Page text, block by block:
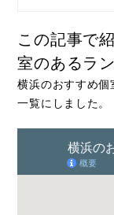
この記事で
室のあるラ
横浜のおすすめ
一覧にしました。